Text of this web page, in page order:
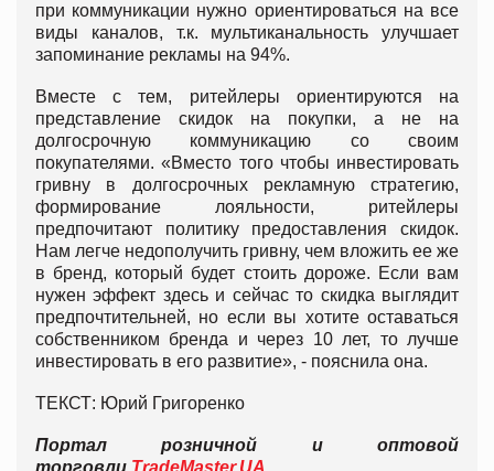
при коммуникации нужно ориентироваться на все
виды каналов, т.к. мультиканальность улучшает
запоминание рекламы на 94%.
Вместе с тем, ритейлеры ориентируются на
представление скидок на покупки, а не на
долгосрочную коммуникацию со своим
покупателями. «Вместо того чтобы инвестировать
гривну в долгосрочных рекламную стратегию,
формирование лояльности, ритейлеры
предпочитают политику предоставления скидок.
Нам легче недополучить гривну, чем вложить ее же
в бренд, который будет стоить дороже. Если вам
нужен эффект здесь и сейчас то скидка выглядит
предпочтительней, но если вы хотите оставаться
собственником бренда и через 10 лет, то лучше
инвестировать в его развитие», - пояснила она.
ТЕКСТ: Юрий Григоренко
Портал розничной и оптовой
торговли TradeMaster.UA